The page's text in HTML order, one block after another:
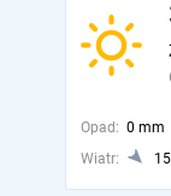
Opad: 0 mm
Wiatr: